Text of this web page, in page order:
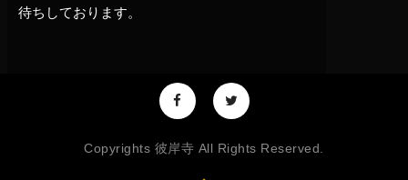
待ちしております。
Copyrights 彼岸寺 All Rights Reserved.